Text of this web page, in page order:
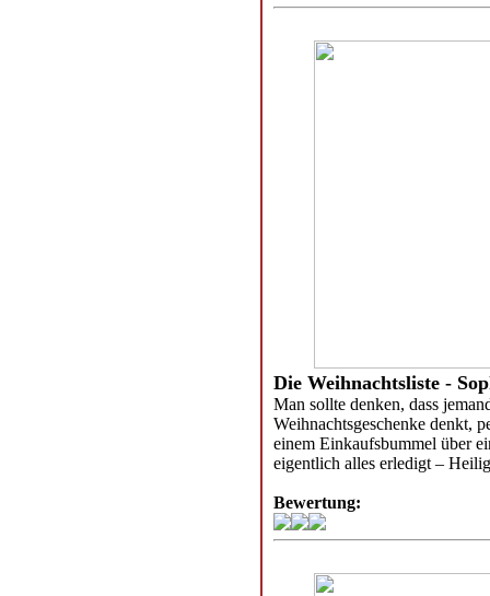
Die Weihnachtsliste -
Man sollte denken, dass
Weihnachtsgeschenke denkt,
einem Einkaufsbummel über
eigentlich alles erledigt –
Bewertung: